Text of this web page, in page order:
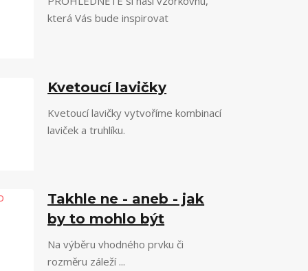
která Vás bude inspirovat
Kvetoucí lavičky
Kvetoucí lavičky vytvoříme kombinací
laviček a truhlíku.
Takhle ne - aneb - jak
by to mohlo být
Na výběru vhodného prvku či
rozměru záleží ...